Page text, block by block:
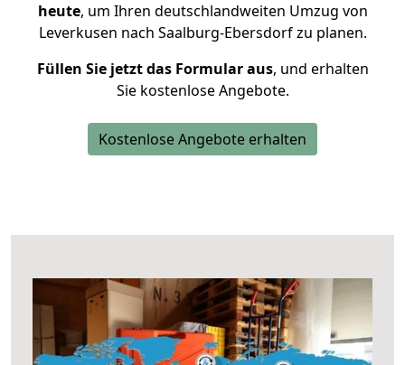
heute, um Ihren deutschlandweiten Umzug von
Leverkusen nach Saalburg-Ebersdorf zu planen.
Füllen Sie jetzt das Formular aus, und erhalten
Sie kostenlose Angebote.
Kostenlose Angebote erhalten